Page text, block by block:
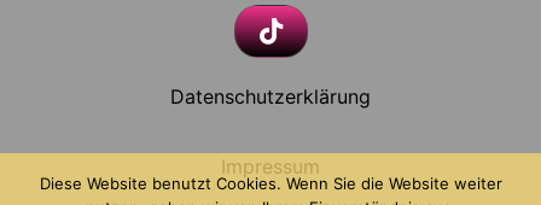
Datenschutzerklärung
Impressum
Diese Website benutzt Cookies. Wenn Sie die Website weiter